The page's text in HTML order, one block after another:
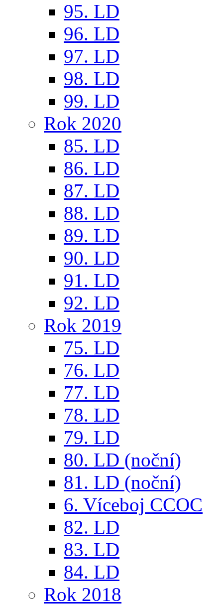
95. LD
96. LD
97. LD
98. LD
99. LD
Rok 2020
85. LD
86. LD
87. LD
88. LD
89. LD
90. LD
91. LD
92. LD
Rok 2019
75. LD
76. LD
77. LD
78. LD
79. LD
80. LD (noční)
81. LD (noční)
6. Víceboj CCOC
82. LD
83. LD
84. LD
Rok 2018